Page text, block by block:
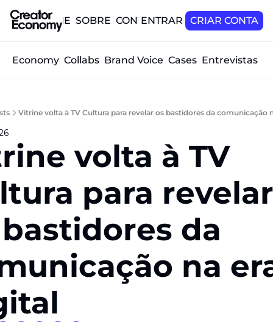
HOME SOBRE CONTATOENTRAR CRIAR CONTA
Economy Collabs Brand Voice Cases Entrevistas
Vitrine volta à TV Cultura para revelar os bastidores da comunicação
volta à TV
para revelar
da
na